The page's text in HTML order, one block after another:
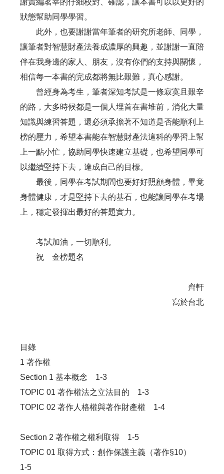
謝責編茗莘的仔細校對、確認，讓本書可以以更好的
狀態幫助同學學習。
此外，也要謝謝當年筆者的研究所老師、同學，
讓筆者對智慧財產法養成濃厚的興趣，並謝謝一直陪
伴在我身邊的家人、朋友，沒有你們的支持與關懷，
相信每一本書的完成都將無比艱難，真心感謝。
曾經身為考生，筆者深知考試是一條寂寞且艱辛
的路，大多時候都是一個人埋首在書堆前，消化大量
知識與練習答題，還必須承擔著不知道是否能順利上
榜的壓力，希望本書能在智慧財產法這科的學習上幫
上一點小忙，協助同學快速建立基礎，也希望同學可
以繼續堅持下去，達成自己的目標。
最後，同學在考試期間也要好好照顧身體，畢竟
身體健康，才是堅持下去的基石，也能讓同學在考場
上，穩定發揮出最好的答題實力。
考試加油，一切順利。
祝 金榜題名
齊軒
寫於台北
目錄
1 著作權
Section 1 基本概念 1-3
TOPIC 01 著作權法之立法目的 1-3
TOPIC 02 著作人格權與著作財產權 1-4
Section 2 著作權之權利取得 1-5
TOPIC 01 取得方式：創作保護主義（著作§10）
1-5